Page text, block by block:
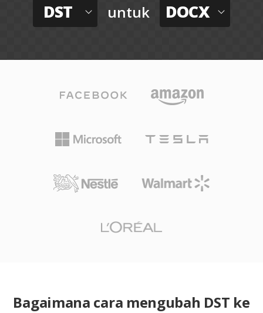
DST untuk DOCX
Bagaimana cara mengubah DST ke